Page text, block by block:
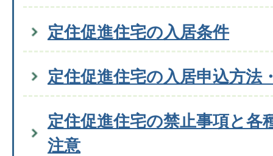
定住促進住宅の入居条件
定住促進住宅の入居申込方法
定住促進住宅の禁止事項と各
注意